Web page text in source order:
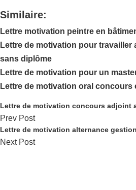
Similaire:
Lettre motivation peintre en
Lettre de motivation pour travailler
sans diplôme
Lettre de motivation pour un
Lettre de motivation oral concours
Lettre de motivation concours adjoint
Prev Post
Lettre de motivation alternance
Next Post